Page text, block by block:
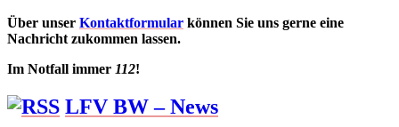
Über unser Kontaktformular können Sie uns gerne eine
Nachricht zukommen lassen.
Im Notfall immer 112!
LFV BW – News